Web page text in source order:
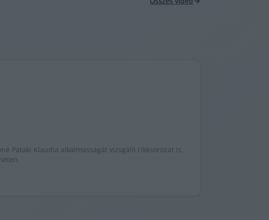
Pataki Klaudia alkalmasságát vizsgáló cikksorozat is,